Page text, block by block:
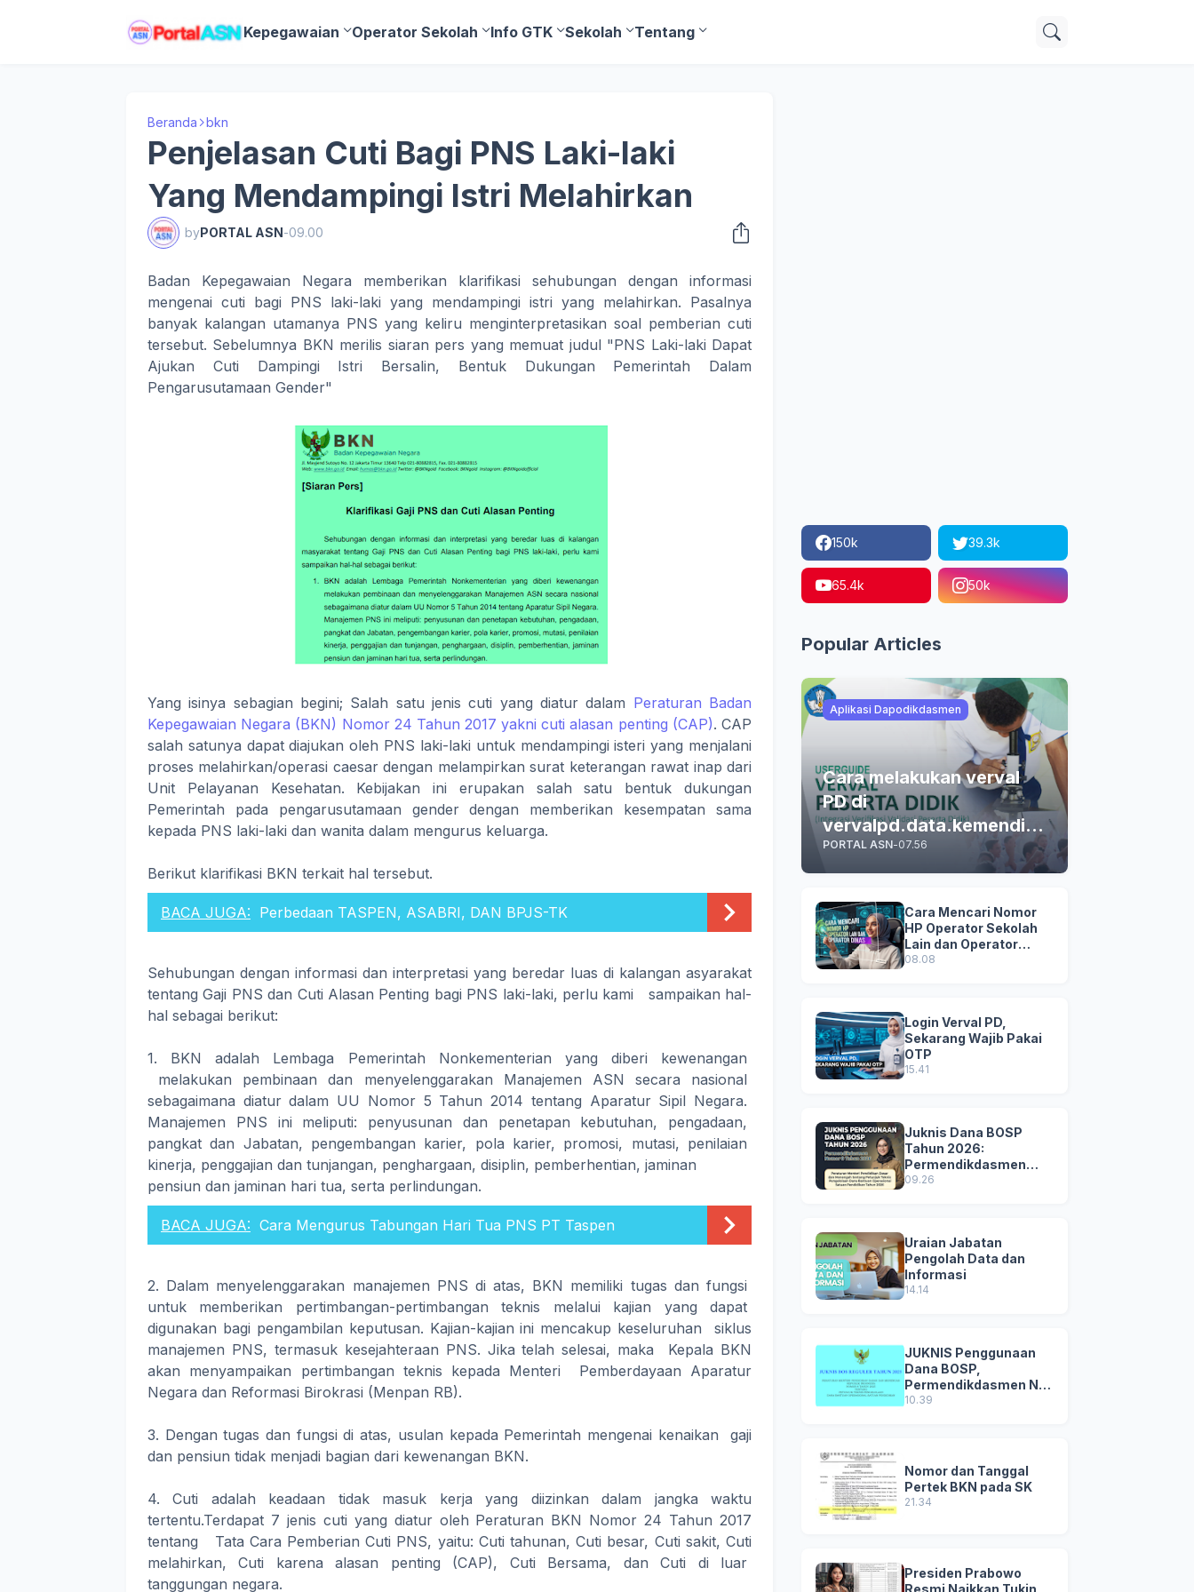
Kepegawaian Operator Sekolah Info GTK Sekolah Tentang
Beranda bkn
Penjelasan Cuti Bagi PNS Laki-laki
Yang Mendampingi Istri Melahirkan
byPORTAL ASN-09.00
Badan Kepegawaian Negara memberikan klarifikasi sehubungan dengan informasi
mengenai cuti bagi PNS laki-laki yang mendampingi istri yang melahirkan. Pasalnya
banyak kalangan utamanya PNS yang keliru menginterpretasikan soal pemberian cuti
tersebut. Sebelumnya BKN merilis siaran pers yang memuat judul "PNS Laki-laki Dapat
Ajukan Cuti Dampingi Istri Bersalin, Bentuk Dukungan Pemerintah Dalam
Pengarusutamaan Gender"
Yang isinya sebagian begini; Salah satu jenis cuti yang diatur dalam Peraturan Badan
Kepegawaian Negara (BKN) Nomor 24 Tahun 2017 yakni cuti alasan penting (CAP). CAP
salah satunya dapat diajukan oleh PNS laki-laki untuk mendampingi isteri yang menjalani
proses melahirkan/operasi caesar dengan melampirkan surat keterangan rawat inap dari
Unit Pelayanan Kesehatan. Kebijakan ini erupakan salah satu bentuk dukungan
Pemerintah pada pengarusutamaan gender dengan memberikan kesempatan sama
kepada PNS laki-laki dan wanita dalam mengurus keluarga.
Berikut klarifikasi BKN terkait hal tersebut.
BACA JUGA: Perbedaan TASPEN, ASABRI, DAN BPJS-TK
Sehubungan dengan informasi dan interpretasi yang beredar luas di kalangan asyarakat
tentang Gaji PNS dan Cuti Alasan Penting bagi PNS laki-laki, perlu kami sampaikan hal-
hal sebagai berikut:
1. BKN adalah Lembaga Pemerintah Nonkementerian yang diberi kewenangan
melakukan pembinaan dan menyelenggarakan Manajemen ASN secara nasional
sebagaimana diatur dalam UU Nomor 5 Tahun 2014 tentang Aparatur Sipil Negara.
Manajemen PNS ini meliputi: penyusunan dan penetapan kebutuhan, pengadaan,
pangkat dan Jabatan, pengembangan karier, pola karier, promosi, mutasi, penilaian
kinerja, penggajian dan tunjangan, penghargaan, disiplin, pemberhentian, jaminan
pensiun dan jaminan hari tua, serta perlindungan.
BACA JUGA: Cara Mengurus Tabungan Hari Tua PNS PT Taspen
2. Dalam menyelenggarakan manajemen PNS di atas, BKN memiliki tugas dan fungsi
untuk memberikan pertimbangan-pertimbangan teknis melalui kajian yang dapat
digunakan bagi pengambilan keputusan. Kajian-kajian ini mencakup keseluruhan siklus
manajemen PNS, termasuk kesejahteraan PNS. Jika telah selesai, maka Kepala BKN
akan menyampaikan pertimbangan teknis kepada Menteri Pemberdayaan Aparatur
Negara dan Reformasi Birokrasi (Menpan RB).
3. Dengan tugas dan fungsi di atas, usulan kepada Pemerintah mengenai kenaikan gaji
dan pensiun tidak menjadi bagian dari kewenangan BKN.
4. Cuti adalah keadaan tidak masuk kerja yang diizinkan dalam jangka waktu
tertentu.Terdapat 7 jenis cuti yang diatur oleh Peraturan BKN Nomor 24 Tahun 2017
tentang Tata Cara Pemberian Cuti PNS, yaitu: Cuti tahunan, Cuti besar, Cuti sakit, Cuti
melahirkan, Cuti karena alasan penting (CAP), Cuti Bersama, dan Cuti di luar
tanggungan negara.
150k 39.3k
65.4k 50k
Popular Articles
Aplikasi Dapodikdasmen
Cara melakukan verval
PD di
vervalpd.data.kemendikd
asmen.go.id
PORTAL ASN-07.56
Cara Mencari Nomor
HP Operator Sekolah
Lain dan Operator
Dinas di SDM Data
08.08
Login Verval PD,
Sekarang Wajib Pakai
OTP
15.41
Juknis Dana BOSP
Tahun 2026:
Permendikdasmen
Nomor 8 Tahun 2026
09.26
Uraian Jabatan
Pengolah Data dan
Informasi
14.14
JUKNIS Penggunaan
Dana BOSP,
Permendikdasmen No
8 Tahun 2025
10.39
Nomor dan Tanggal
Pertek BKN pada SK
21.34
Presiden Prabowo
Resmi Naikkan Tukin